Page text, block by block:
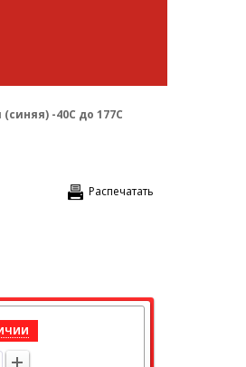
(синяя) -40С до 177С
Распечатать